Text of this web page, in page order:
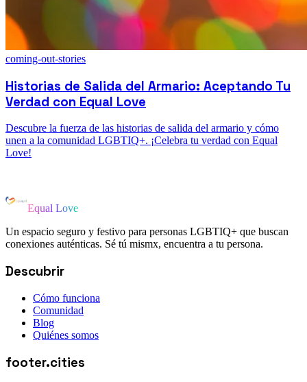
coming-out-stories
Historias de Salida del Armario: Aceptando Tu
Verdad con Equal Love
Descubre la fuerza de las historias de salida del armario y cómo
unen a la comunidad LGBTIQ+. ¡Celebra tu verdad con Equal
Love!
Equal Love
Un espacio seguro y festivo para personas LGBTIQ+ que buscan
conexiones auténticas. Sé tú mismx, encuentra a tu persona.
Descubrir
Cómo funciona
Comunidad
Blog
Quiénes somos
footer.cities